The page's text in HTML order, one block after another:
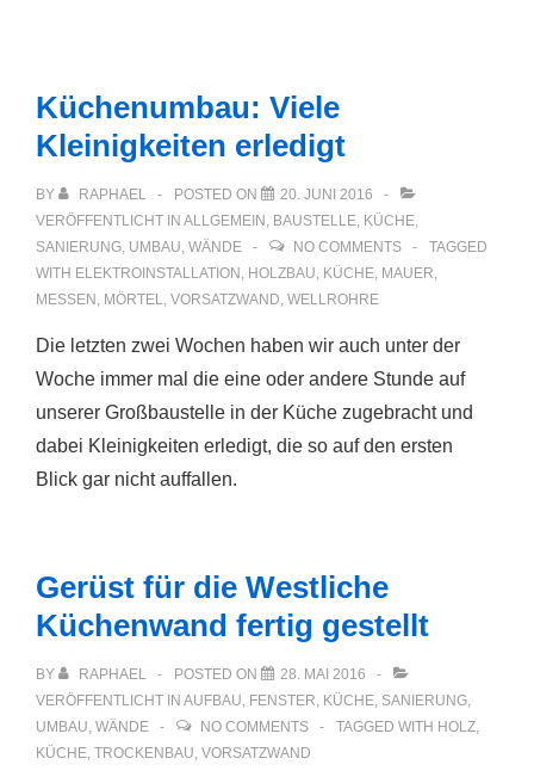
Küchenumbau: Viele
Kleinigkeiten erledigt
BY RAPHAEL POSTED ON
20. JUNI 2016
VERÖFFENTLICHT IN ALLGEMEIN , BAUSTELLE, KÜCHE,
SANIERUNG, UMBAU, WÄNDE NO COMMENTS
TAGGED
WITH ELEKTROINSTALLATION , HOLZBAU, KÜCHE, MAUER,
MESSEN , MÖRTEL, VORSATZWAND, WELLROHRE
Die letzten zwei Wochen haben wir auch unter der
Woche immer mal die eine oder andere Stunde auf
unserer Großbaustelle in der Küche zugebracht und
dabei Kleinigkeiten erledigt, die so auf den ersten
Blick gar nicht auffallen.
Gerüst für die Westliche
Küchenwand fertig gestellt
BY RAPHAEL POSTED ON
28. MAI 2016
VERÖFFENTLICHT IN AUFBAU, FENSTER, KÜCHE, SANIERUNG,
UMBAU, WÄNDE NO COMMENTS TAGGED WITH HOLZ,
KÜCHE, TROCKENBAU, VORSATZWAND